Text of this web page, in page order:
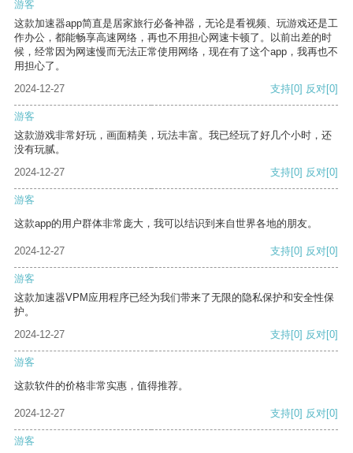
游客
这款加速器app简直是居家旅行必备神器，无论是看视频、玩游戏还是工
作办公，都能畅享高速网络，再也不用担心网速卡顿了。以前出差的时
候，经常因为网速慢而无法正常使用网络，现在有了这个app，我再也不
用担心了。
2024-12-27
支持[0] 反对[0]
游客
这款游戏非常好玩，画面精美，玩法丰富。我已经玩了好几个小时，还
没有玩腻。
2024-12-27
支持[0] 反对[0]
游客
这款app的用户群体非常庞大，我可以结识到来自世界各地的朋友。
2024-12-27 支持[0] 反对[0]
游客
这款加速器VPM应用程序已经为我们带来了无限的隐私保护和安全性保
护。
2024-12-27
支持[0] 反对[0]
游客
这款软件的价格非常实惠，值得推荐。
2024-12-27 支持[0] 反对[0]
游客